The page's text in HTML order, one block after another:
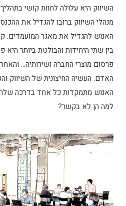
השיווק היא עלולה לחוות קושי
מנהלי השיווק ברובו להגדיל את
האנוש להגדיל את מאגר המועמדים.
בין שתי היחידות והבולטת ביותר
פרסום מוצרי החברה ושירותיה…
האדם. העשיה החיצונית של השיווק
האנוש מתמקדות כל אחד בדרכה שלה
למה הן לא בקשר?